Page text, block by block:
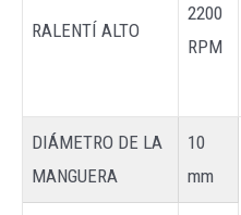
RALENTÍ ALTO
2200
RPM
DIÁMETRO DE LA
MANGUERA
10
mm